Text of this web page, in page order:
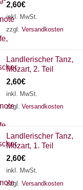
2,60€
inkl. MwSt.
zzgl. Versandkosten
Landlerischer Tanz,
Mozart, 2. Teil
2,60€
inkl. MwSt.
zzgl. Versandkosten
Landlerischer Tanz,
Mozart, 1. Teil
2,60€
inkl. MwSt.
zzgl. Versandkosten